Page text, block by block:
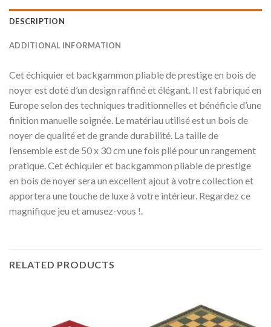
DESCRIPTION
ADDITIONAL INFORMATION
Cet échiquier et backgammon pliable de prestige en bois de
noyer est doté d’un design raffiné et élégant. Il est fabriqué en
Europe selon des techniques traditionnelles et bénéficie d’une
finition manuelle soignée. Le matériau utilisé est un bois de
noyer de qualité et de grande durabilité. La taille de
l’ensemble est de 50 x 30 cm une fois plié pour un rangement
pratique. Cet échiquier et backgammon pliable de prestige
en bois de noyer sera un excellent ajout à votre collection et
apportera une touche de luxe à votre intérieur. Regardez ce
magnifique jeu et amusez-vous !.
RELATED PRODUCTS